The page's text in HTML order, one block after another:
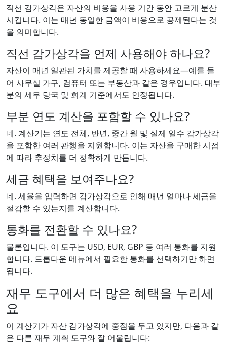
직선 감가상각은 자산의 비용을 사용 기간 동안 고르게 분산
시킵니다. 이는 매년 동일한 금액이 비용으로 공제된다는 것
을 의미합니다.
직선 감가상각을 언제 사용해야 하나요?
자산이 매년 일관된 가치를 제공할 때 사용하세요—예를 들
어 사무실 가구, 컴퓨터 또는 부동산과 같은 경우입니다. 대부
분의 세무 당국 및 회계 기준에서도 인정됩니다.
부분 연도 계산을 포함할 수 있나요?
네. 계산기는 연도 전체, 반년, 중간 월 및 실제 일수 감가상각
을 포함한 여러 관행을 지원합니다. 이는 자산을 구매한 시점
에 따라 추정치를 더 정확하게 만듭니다.
세금 혜택을 보여주나요?
네. 세율을 입력하면 감가상각으로 인해 매년 얼마나 세금을
절감할 수 있는지를 계산합니다.
통화를 전환할 수 있나요?
물론입니다. 이 도구는 USD, EUR, GBP 등 여러 통화를 지원
합니다. 드롭다운 메뉴에서 필요한 통화를 선택하기만 하면
됩니다.
재무 도구에서 더 많은 혜택을 누리세
요
이 계산기가 자산 감가상각에 중점을 두고 있지만, 다음과 같
은 다른 재무 계획 도구와 잘 어울립니다: